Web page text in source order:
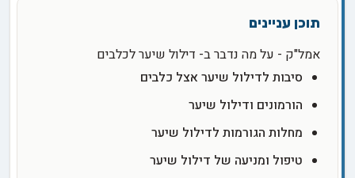
אמל"ק - על מה נדבר ב- דילול שיער לכלבים
סיבות לדילול שיער אצל כלבים
הורמונים ודילול שיער
מחלות הגורמות לדילול שיער
טיפול ומניעה של דילול שיער